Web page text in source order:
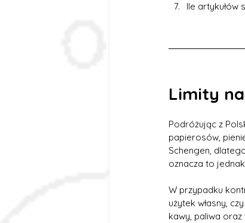
Ile artykułów
Limity
Podróżując z
papierosów,
Schengen,
oznacza to
W przypadku
użytek własny,
kawy, paliwa